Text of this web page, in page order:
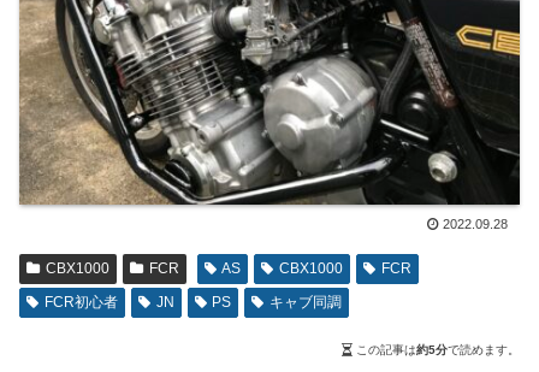
2022.09.28
CBX1000 FCR AS CBX1000
FCR
FCR初心者
JN PS キャブ同調
この記事は約5分で読めます。